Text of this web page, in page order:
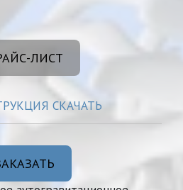
ЛИСТ
СКАЧАТЬ